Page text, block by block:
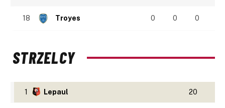
18 Troyes 0 0 0
STRZELCY
1 Lepaul 20